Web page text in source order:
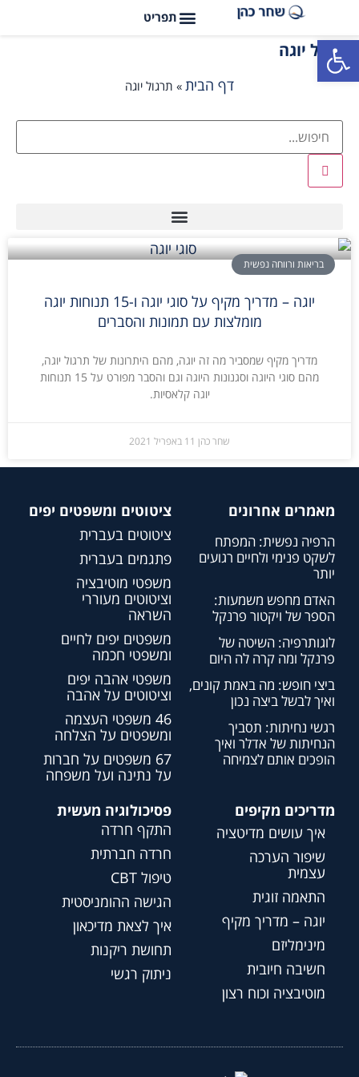
פתח סרגל נגישות
תרגול יוגה
דף הבית » תרגול יוגה
בריאות ורווחה נפשית
יוגה – מדריך מקיף על סוגי יוגה ו-15 תנוחות יוגה
מומלצות עם תמונות והסברים
מדריך מקיף שמסביר מה זה יוגה, מהם היתרונות של תרגול יוגה,
מהם סוגי היוגה וסגנונות היוגה וגם והסבר מפורט על 15 תנוחות
יוגה קלאסיות.
שחר כהן 11 באפריל 2021
מאמרים אחרונים
הרפיה נפשית: המפתח
לשקט פנימי ולחיים רגועים
יותר
האדם מחפש משמעות:
הספר של ויקטור פרנקל
לוגותרפיה: השיטה של
פרנקל ומה קרה לה היום
ביצי חופש: מה באמת קונים,
ואיך לבשל ביצה נכון
רגשי נחיתות: תסביך
הנחיתות של אדלר ואיך
הופכים אותם לצמיחה
ציטוטים ומשפטים יפים
ציטוטים בעברית
פתגמים בעברית
משפטי מוטיבציה
וציטוטים מעוררי
השראה
משפטים יפים לחיים
ומשפטי חכמה
משפטי אהבה יפים
וציטוטים על אהבה
46 משפטי העצמה
ומשפטים על הצלחה
67 משפטים על חברות
על נתינה ועל משפחה
מדריכים מקיפים
איך עושים מדיטציה
שיפור הערכה
עצמית
התאמה זוגית
יוגה – מדריך מקיף
מינימליזם
חשיבה חיובית
מוטיבציה וכוח רצון
פסיכולוגיה מעשית
התקף חרדה
חרדה חברתית
טיפול CBT
הגישה ההומניסטית
איך לצאת מדיכאון
תחושת ריקנות
ניתוק רגשי